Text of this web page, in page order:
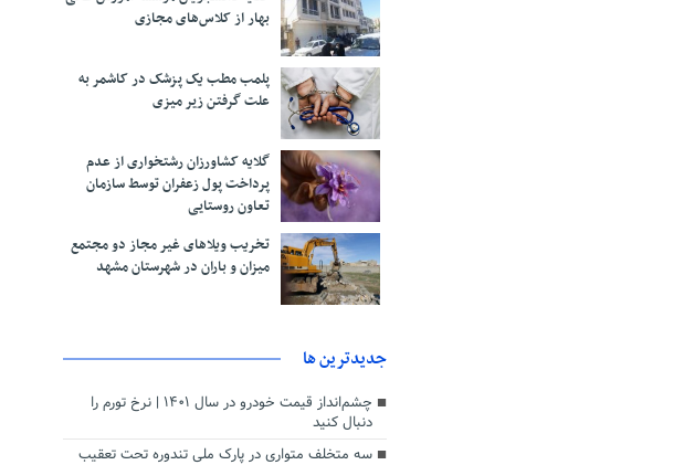
بهار از کلاس‌های مجازی
پلمب مطب یک پزشک در کاشمر به
علت گرفتن زیر میزی
گلایه کشاورزان رشتخواری از عدم
پرداخت پول زعفران توسط سازمان
تعاون روستایی
تخریب ویلاهای غیر مجاز دو مجتمع
میزان و باران در شهرستان مشهد
جديدترين ها
چشم‌انداز قیمت خودرو در سال ۱۴۰۱ | نرخ تورم را
دنبال کنید
سه متخلف متواری در پارک ملی تندوره تحت تعقیب